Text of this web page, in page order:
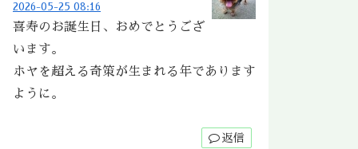
2026-05-25 08:16
喜寿のお誕生日、おめでとうござ
います。
ホヤを超える奇策が生まれる年であります
ように。
返信